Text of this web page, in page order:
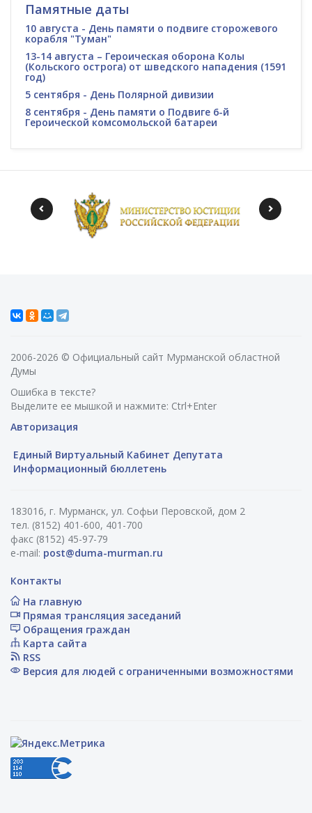
Памятные даты
10 августа - День памяти о подвиге сторожевого
корабля "Туман"
13-14 августа – Героическая оборона Колы
(Кольского острога) от шведского нападения (1591
год)
5 сентября - День Полярной дивизии
8 сентября - День памяти о Подвиге 6-й
Героической комсомольской батареи
2006-2026 © Официальный сайт Мурманской областной
Думы
Ошибка в тексте?
Выделите ее мышкой и нажмите: Ctrl+Enter
Авторизация
Единый Виртуальный Кабинет Депутата
Информационный бюллетень
183016, г. Мурманск, ул. Софьи Перовской, дом 2
тел. (8152) 401-600, 401-700
факс (8152) 45-97-79
e-mail: post@duma-murman.ru
Контакты
На главную
Прямая трансляция заседаний
Обращения граждан
Карта сайта
RSS
Версия для людей с ограниченными возможностями